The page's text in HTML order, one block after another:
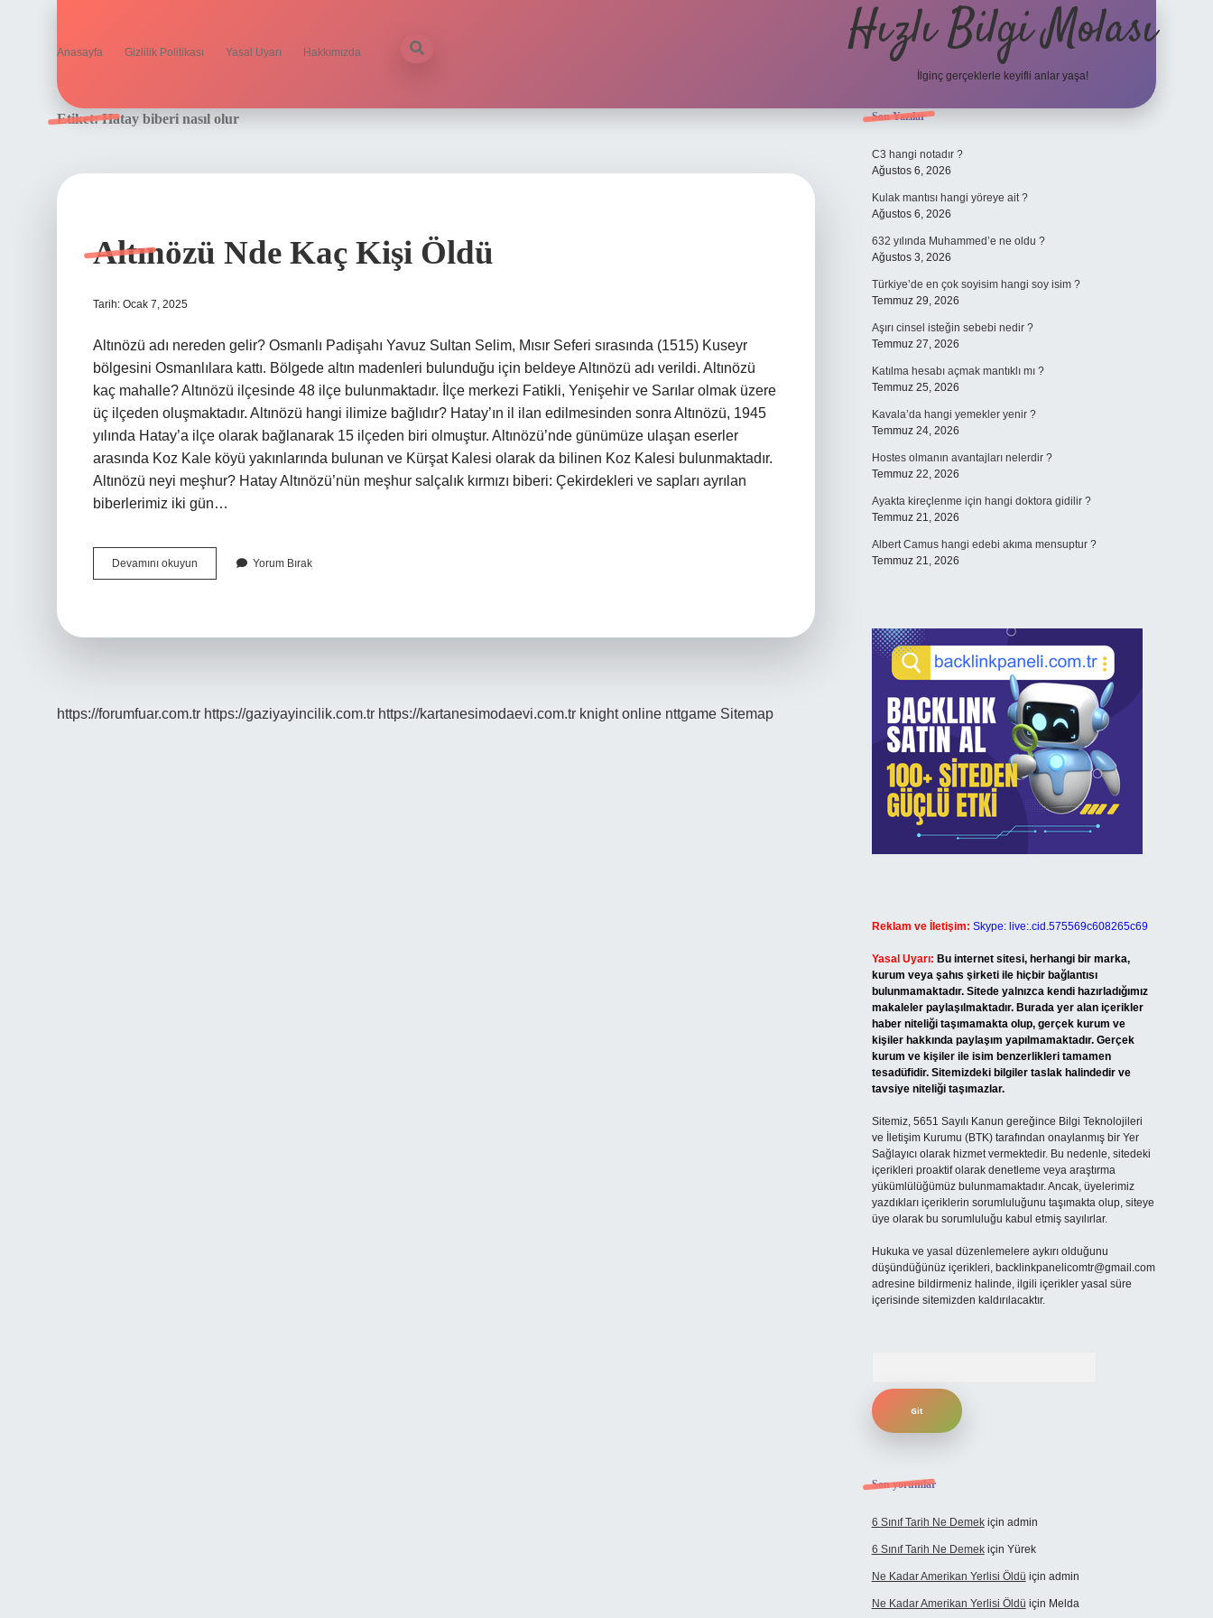
Anasayfa Gizlilik Politikası Yasal Uyarı Hakkımızda Hızlı Bilgi Molası
İlginç gerçeklerle keyifli anlar yaşa!
Etiket:Hatay biberi nasıl olur
Altınözü Nde Kaç Kişi Öldü
Tarih: Ocak 7, 2025
Altınözü adı nereden gelir? Osmanlı Padişahı Yavuz Sultan Selim, Mısır Seferi sırasında (1515) Kuseyr
bölgesini Osmanlılara kattı. Bölgede altın madenleri bulunduğu için beldeye Altınözü adı verildi. Altınözü
kaç mahalle? Altınözü ilçesinde 48 ilçe bulunmaktadır. İlçe merkezi Fatikli, Yenişehir ve Sarılar olmak üzere
üç ilçeden oluşmaktadır. Altınözü hangi ilimize bağlıdır? Hatay’ın il ilan edilmesinden sonra Altınözü, 1945
yılında Hatay’a ilçe olarak bağlanarak 15 ilçeden biri olmuştur. Altınözü’nde günümüze ulaşan eserler
arasında Koz Kale köyü yakınlarında bulunan ve Kürşat Kalesi olarak da bilinen Koz Kalesi bulunmaktadır.
Altınözü neyi meşhur? Hatay Altınözü’nün meşhur salçalık kırmızı biberi: Çekirdekleri ve sapları ayrılan
biberlerimiz iki gün…
Devamını okuyun
Nde
Yorum Bırak
https://forumfuar.com.tr https://gaziyayincilik.com.tr https://kartanesimodaevi.com.tr knight online nttgame Sitemap
Sidebar
Son Yazılar
C3 hangi notadır ?
Ağustos 6, 2026
Kulak mantısı hangi yöreye ait ?
Ağustos 6, 2026
632 yılında Muhammed’e ne oldu ?
Ağustos 3, 2026
Türkiye’de en çok soyisim hangi soy isim ?
Temmuz 29, 2026
Aşırı cinsel isteğin sebebi nedir ?
Temmuz 27, 2026
Katılma hesabı açmak mantıklı mı ?
Temmuz 25, 2026
Kavala’da hangi yemekler yenir ?
Temmuz 24, 2026
Hostes olmanın avantajları nelerdir ?
Temmuz 22, 2026
Ayakta kireçlenme için hangi doktora gidilir ?
Temmuz 21, 2026
Albert Camus hangi edebi akıma mensuptur ?
Temmuz 21, 2026
Reklam ve İletişim: Skype: live:.cid.575569c608265c69
Yasal Uyarı: Bu internet sitesi, herhangi bir marka,
kurum veya şahıs şirketi ile hiçbir bağlantısı
bulunmamaktadır. Sitede yalnızca kendi hazırladığımız
makaleler paylaşılmaktadır. Burada yer alan içerikler
haber niteliği taşımamakta olup, gerçek kurum ve
kişiler hakkında paylaşım yapılmamaktadır. Gerçek
kurum ve kişiler ile isim benzerlikleri tamamen
tesadüfidir. Sitemizdeki bilgiler taslak halindedir ve
tavsiye niteliği taşımazlar.
Sitemiz, 5651 Sayılı Kanun gereğince Bilgi Teknolojileri
ve İletişim Kurumu (BTK) tarafından onaylanmış bir Yer
Sağlayıcı olarak hizmet vermektedir. Bu nedenle, sitedeki
içerikleri proaktif olarak denetleme veya araştırma
yükümlülüğümüz bulunmamaktadır. Ancak, üyelerimiz
yazdıkları içeriklerin sorumluluğunu taşımakta olup, siteye
üye olarak bu sorumluluğu kabul etmiş sayılırlar.
Hukuka ve yasal düzenlemelere aykırı olduğunu
düşündüğünüz içerikleri, backlinkpanelicomtr@gmail.com
adresine bildirmeniz halinde, ilgili içerikler yasal süre
içerisinde sitemizden kaldırılacaktır.
Son yorumlar
6 Sınıf Tarih Ne Demekiçin admin
6 Sınıf Tarih Ne Demekiçin Yürek
Ne Kadar Amerikan Yerlisi Öldü için admin
Ne Kadar Amerikan Yerlisi Öldü için Melda